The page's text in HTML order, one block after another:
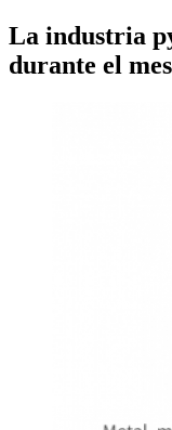
La industria
durante el